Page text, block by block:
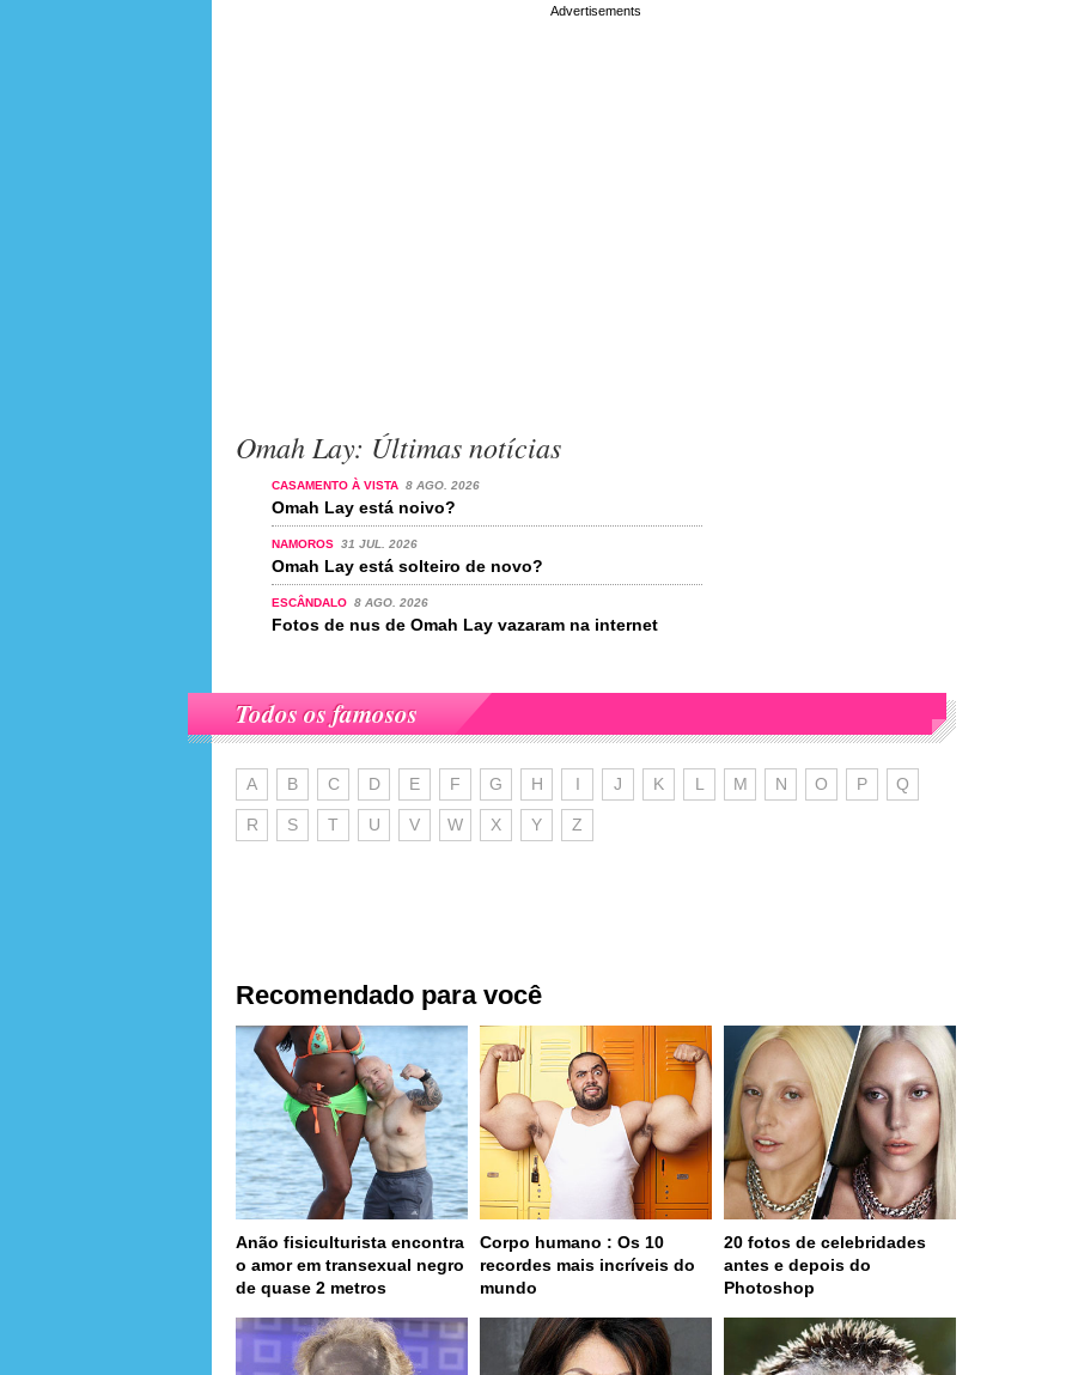
Omah Lay: Últimas notícias
CASAMENTO À VISTA 8 AGO. 2026
Omah Lay está noivo?
NAMOROS 31 JUL. 2026
Omah Lay está solteiro de novo?
ESCÂNDALO 8 AGO. 2026
Fotos de nus de Omah Lay vazaram na internet
Todos os famosos
A B C D E F G H I J K L M N O P Q
R S T U V W X Y Z
Recomendado para você
Anão fisiculturista encontra
o amor em transexual negro
de quase 2 metros
Corpo humano : Os 10
recordes mais incríveis do
mundo
20 fotos de celebridades
antes e depois do
Photoshop